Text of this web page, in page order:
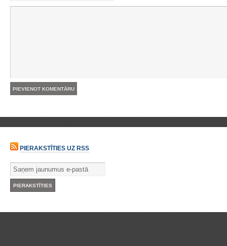
PIERAKSTĪTIES UZ RSS